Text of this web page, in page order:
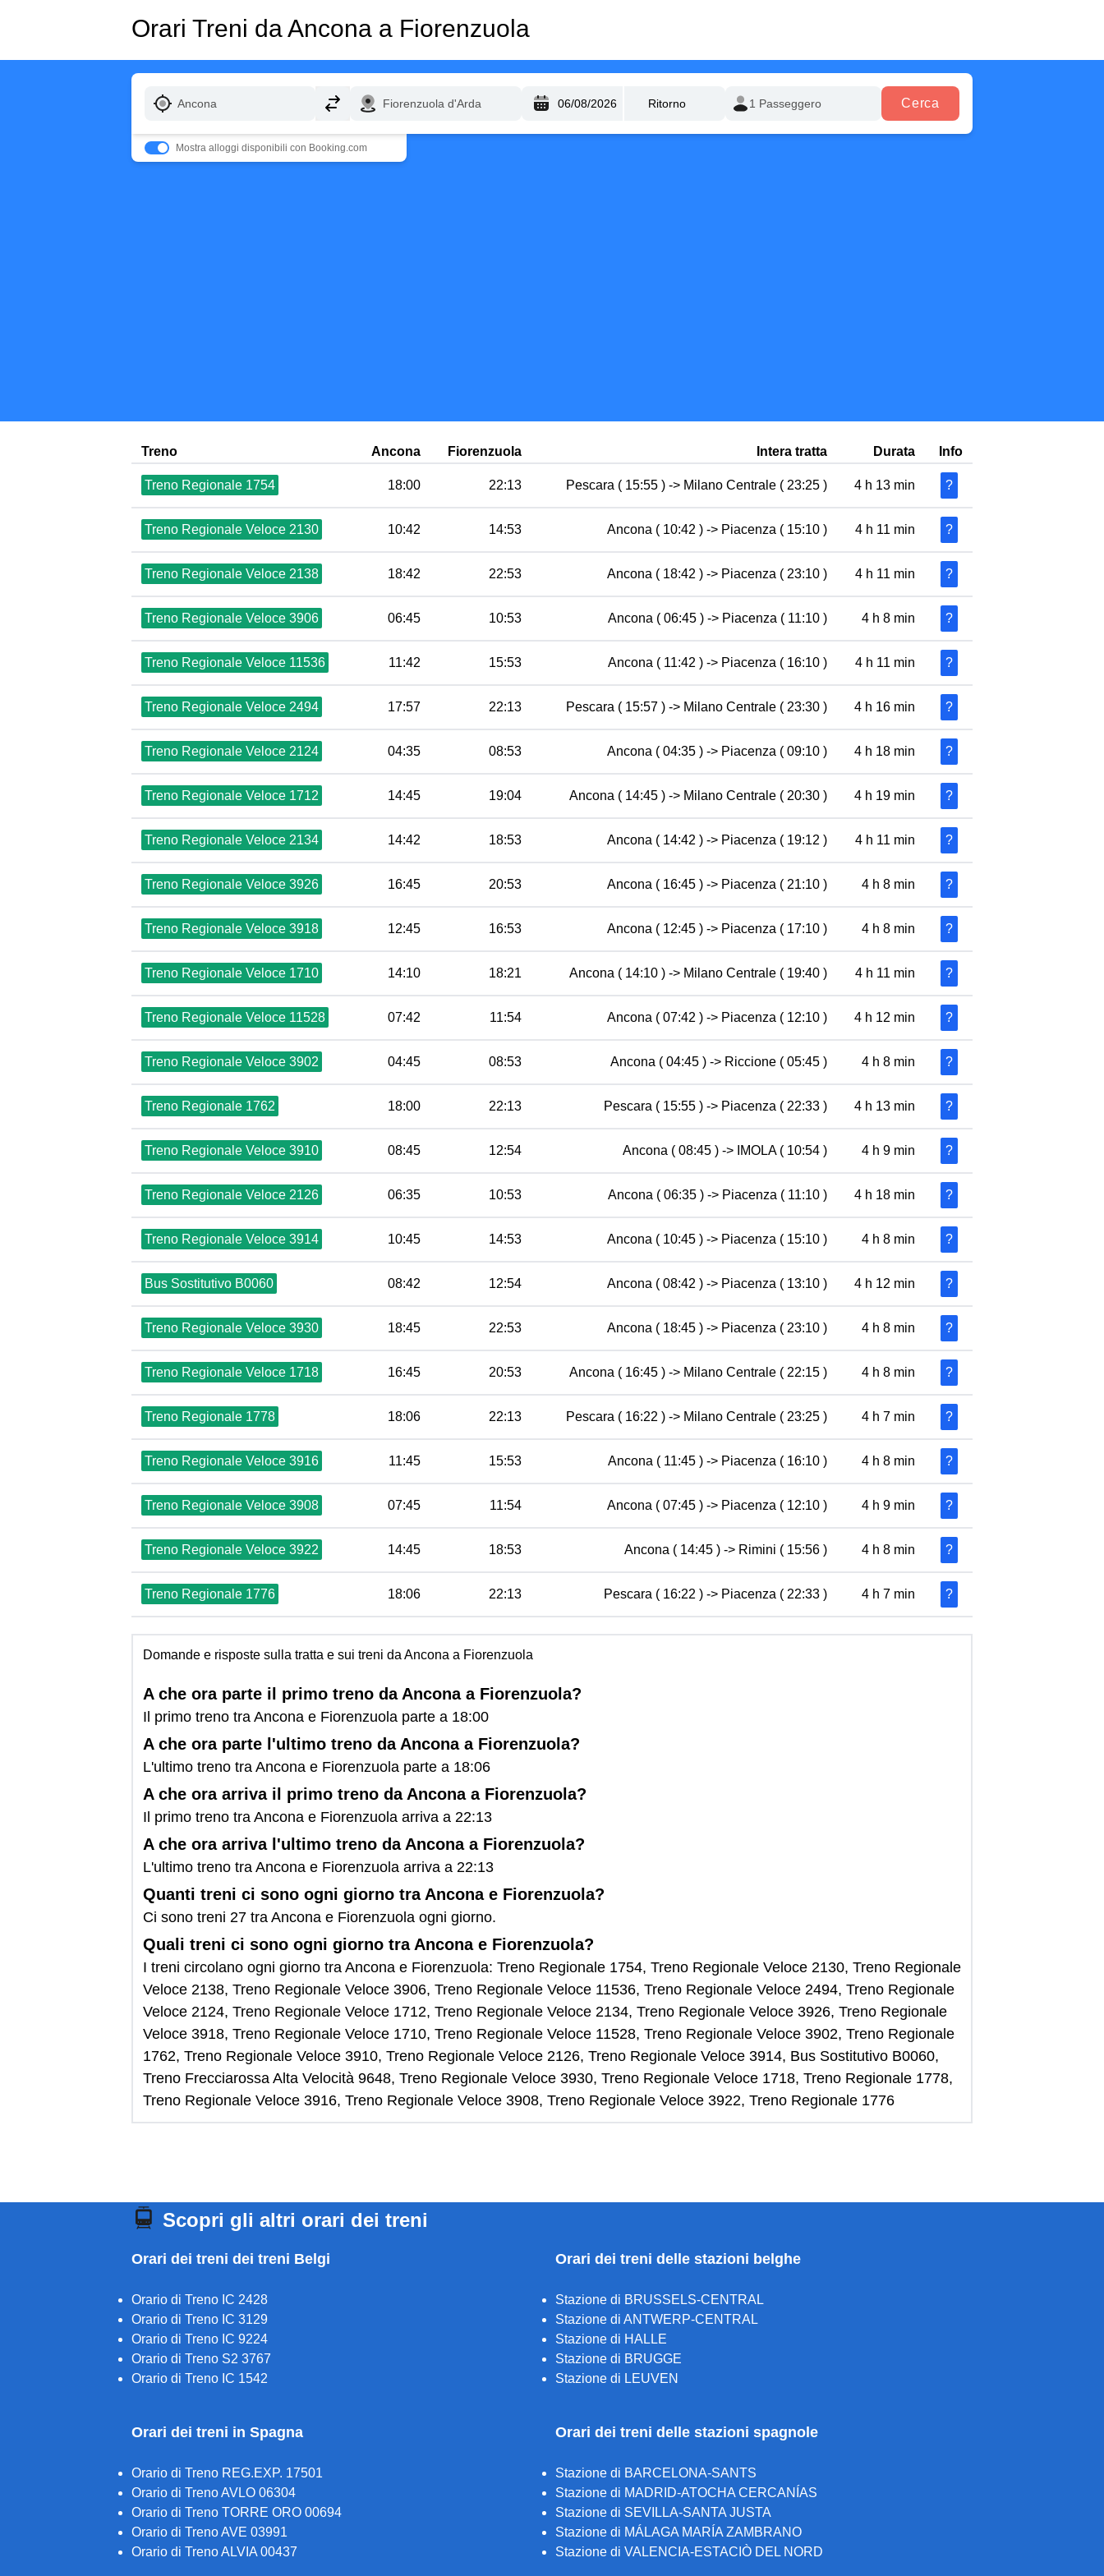
Orari Treni da Ancona a Fiorenzuola
Cerca
Mostra alloggi disponibili con Booking.com
Treno Ancona Fiorenzuola Intera tratta Durata Info
Treno Regionale 1754 18:00 22:13 Pescara ( 15:55 ) -> Milano Centrale ( 23:25 ) 4 h 13 min ?
Treno Regionale Veloce 2130 10:42 14:53 Ancona ( 10:42 ) -> Piacenza ( 15:10 ) 4 h 11 min ?
Treno Regionale Veloce 2138 18:42 22:53 Ancona ( 18:42 ) -> Piacenza ( 23:10 ) 4 h 11 min ?
Treno Regionale Veloce 3906 06:45 10:53 Ancona ( 06:45 ) -> Piacenza ( 11:10 ) 4 h 8 min ?
Treno Regionale Veloce 11536 11:42 15:53 Ancona ( 11:42 ) -> Piacenza ( 16:10 ) 4 h 11 min ?
Treno Regionale Veloce 2494 17:57 22:13 Pescara ( 15:57 ) -> Milano Centrale ( 23:30 ) 4 h 16 min ?
Treno Regionale Veloce 2124 04:35 08:53 Ancona ( 04:35 ) -> Piacenza ( 09:10 ) 4 h 18 min ?
Treno Regionale Veloce 1712 14:45 19:04 Ancona ( 14:45 ) -> Milano Centrale ( 20:30 ) 4 h 19 min ?
Treno Regionale Veloce 2134 14:42 18:53 Ancona ( 14:42 ) -> Piacenza ( 19:12 ) 4 h 11 min ?
Treno Regionale Veloce 3926 16:45 20:53 Ancona ( 16:45 ) -> Piacenza ( 21:10 ) 4 h 8 min ?
Treno Regionale Veloce 3918 12:45 16:53 Ancona ( 12:45 ) -> Piacenza ( 17:10 ) 4 h 8 min ?
Treno Regionale Veloce 1710 14:10 18:21 Ancona ( 14:10 ) -> Milano Centrale ( 19:40 ) 4 h 11 min ?
Treno Regionale Veloce 11528 07:42 11:54 Ancona ( 07:42 ) -> Piacenza ( 12:10 ) 4 h 12 min ?
Treno Regionale Veloce 3902 04:45 08:53 Ancona ( 04:45 ) -> Riccione ( 05:45 ) 4 h 8 min ?
Treno Regionale 1762 18:00 22:13 Pescara ( 15:55 ) -> Piacenza ( 22:33 ) 4 h 13 min ?
Treno Regionale Veloce 3910 08:45 12:54 Ancona ( 08:45 ) -> IMOLA ( 10:54 ) 4 h 9 min ?
Treno Regionale Veloce 2126 06:35 10:53 Ancona ( 06:35 ) -> Piacenza ( 11:10 ) 4 h 18 min ?
Treno Regionale Veloce 3914 10:45 14:53 Ancona ( 10:45 ) -> Piacenza ( 15:10 ) 4 h 8 min ?
Bus Sostitutivo B0060 08:42 12:54 Ancona ( 08:42 ) -> Piacenza ( 13:10 ) 4 h 12 min ?
Treno Regionale Veloce 3930 18:45 22:53 Ancona ( 18:45 ) -> Piacenza ( 23:10 ) 4 h 8 min ?
Treno Regionale Veloce 1718 16:45 20:53 Ancona ( 16:45 ) -> Milano Centrale ( 22:15 ) 4 h 8 min ?
Treno Regionale 1778 18:06 22:13 Pescara ( 16:22 ) -> Milano Centrale ( 23:25 ) 4 h 7 min ?
Treno Regionale Veloce 3916 11:45 15:53 Ancona ( 11:45 ) -> Piacenza ( 16:10 ) 4 h 8 min ?
Treno Regionale Veloce 3908 07:45 11:54 Ancona ( 07:45 ) -> Piacenza ( 12:10 ) 4 h 9 min ?
Treno Regionale Veloce 3922 14:45 18:53 Ancona ( 14:45 ) -> Rimini ( 15:56 ) 4 h 8 min ?
Treno Regionale 1776 18:06 22:13 Pescara ( 16:22 ) -> Piacenza ( 22:33 ) 4 h 7 min ?
Domande e risposte sulla tratta e sui treni da Ancona a Fiorenzuola
A che ora parte il primo treno da Ancona a Fiorenzuola?
Il primo treno tra Ancona e Fiorenzuola parte a 18:00
A che ora parte l'ultimo treno da Ancona a Fiorenzuola?
L'ultimo treno tra Ancona e Fiorenzuola parte a 18:06
A che ora arriva il primo treno da Ancona a Fiorenzuola?
Il primo treno tra Ancona e Fiorenzuola arriva a 22:13
A che ora arriva l'ultimo treno da Ancona a Fiorenzuola?
L'ultimo treno tra Ancona e Fiorenzuola arriva a 22:13
Quanti treni ci sono ogni giorno tra Ancona e Fiorenzuola?
Ci sono treni 27 tra Ancona e Fiorenzuola ogni giorno.
Quali treni ci sono ogni giorno tra Ancona e Fiorenzuola?
I treni circolano ogni giorno tra Ancona e Fiorenzuola: Treno Regionale 1754, Treno Regionale Veloce 2130, Treno Regionale
Veloce 2138, Treno Regionale Veloce 3906, Treno Regionale Veloce 11536, Treno Regionale Veloce 2494, Treno Regionale
Veloce 2124, Treno Regionale Veloce 1712, Treno Regionale Veloce 2134, Treno Regionale Veloce 3926, Treno Regionale
Veloce 3918, Treno Regionale Veloce 1710, Treno Regionale Veloce 11528, Treno Regionale Veloce 3902, Treno Regionale
1762, Treno Regionale Veloce 3910, Treno Regionale Veloce 2126, Treno Regionale Veloce 3914, Bus Sostitutivo B0060,
Treno Frecciarossa Alta Velocità 9648, Treno Regionale Veloce 3930, Treno Regionale Veloce 1718, Treno Regionale 1778,
Treno Regionale Veloce 3916, Treno Regionale Veloce 3908, Treno Regionale Veloce 3922, Treno Regionale 1776
Scopri gli altri orari dei treni
Orari dei treni dei treni Belgi
Orario di Treno IC 2428
Orario di Treno IC 3129
Orario di Treno IC 9224
Orario di Treno S2 3767
Orario di Treno IC 1542
Orari dei treni delle stazioni belghe
Stazione di BRUSSELS-CENTRAL
Stazione di ANTWERP-CENTRAL
Stazione di HALLE
Stazione di BRUGGE
Stazione di LEUVEN
Orari dei treni in Spagna
Orario di Treno REG.EXP. 17501
Orario di Treno AVLO 06304
Orario di Treno TORRE ORO 00694
Orario di Treno AVE 03991
Orario di Treno ALVIA 00437
Orari dei treni delle stazioni spagnole
Stazione di BARCELONA-SANTS
Stazione di MADRID-ATOCHA CERCANÍAS
Stazione di SEVILLA-SANTA JUSTA
Stazione di MÁLAGA MARÍA ZAMBRANO
Stazione di VALENCIA-ESTACIÒ DEL NORD